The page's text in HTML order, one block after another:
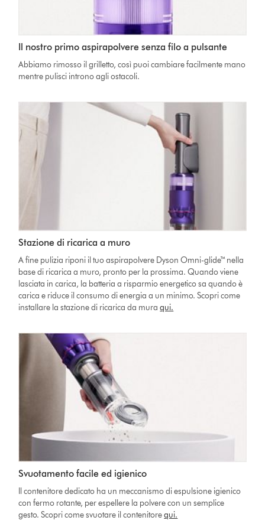
Il nostro primo aspirapolvere senza filo a pulsante
Abbiamo rimosso il grilletto, così puoi cambiare facilmente mano
mentre pulisci introno agli ostacoli.
Stazione di ricarica a muro
A fine pulizia riponi il tuo aspirapolvere Dyson Omni-glide™ nella
base di ricarica a muro, pronto per la prossima. Quando viene
lasciata in carica, la batteria a risparmio energetico sa quando è
carica e riduce il consumo di energia a un minimo. Scopri come
installare la stazione di ricarica da muraqui.
Svuotamento facile ed igienico
Il contenitore dedicato ha un meccanismo di espulsione igienico
con fermo rotante, per espellere la polvere con un semplice
gesto. Scopri come svuotare il contenitorequi.